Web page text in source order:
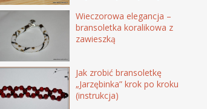
Wieczorowa elegancja –
bransoletka koralikowa z
zawieszką
Jak zrobić bransoletkę
„Jarzębinka” krok po kroku
(instrukcja)